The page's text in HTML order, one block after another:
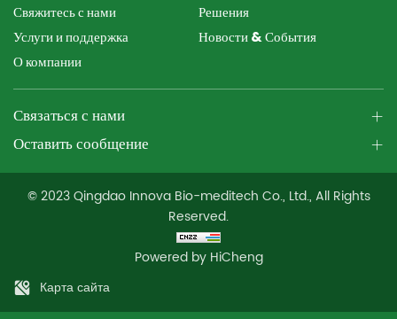
Свяжитесь с нами
Решения
Услуги и поддержка
Новости & События
О компании
Связаться с нами
Оставить сообщение
© 2023 Qingdao Innova Bio-meditech Co., Ltd., All Rights
Reserved.
Powered by HiCheng
Карта сайта